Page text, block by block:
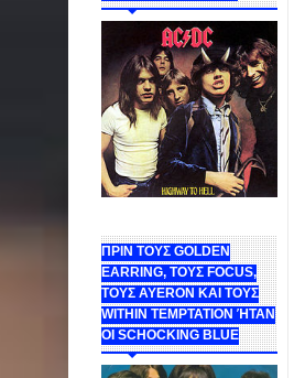
ΠΡΙΝ ΤΟΥΣ GOLDEN
EARRING, ΤΟΥΣ FOCUS,
ΤΟΥΣ ΑΥΕROΝ ΚΑΙ ΤΟΥΣ
WITHIN TEMPTATION ΉΤΑΝ
ΟΙ SCHOCKING BLUE